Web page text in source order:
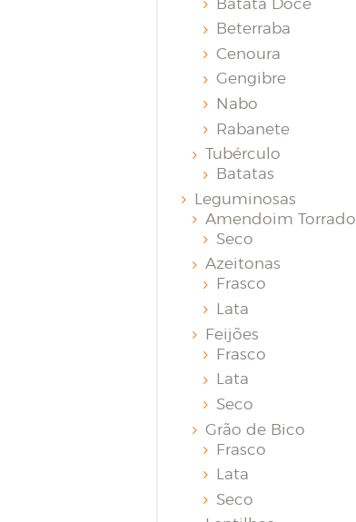
Beterraba
Cenoura
Gengibre
Nabo
Rabanete
Tubérculo
Batatas
Leguminosas
Amendoim Torrado
Seco
Azeitonas
Frasco
Lata
Feijões
Frasco
Lata
Seco
Grão de Bico
Frasco
Lata
Seco